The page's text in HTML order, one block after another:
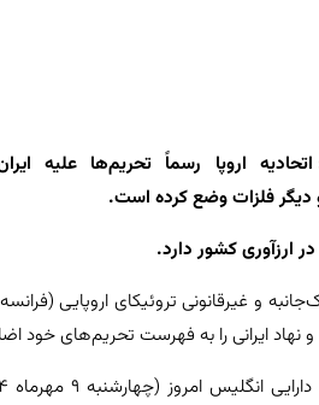
اتحادیه اروپا رسماً تحریم‌ها علیه
دیگر فلزات وضع کرده است.
ارزآوری کشور دارد.
و غیرقانونی تروئیکای اروپایی